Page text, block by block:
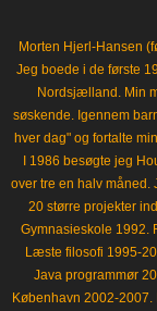
Morten Hjerl-Hansen
Jeg boede i de første
Nordsjælland. Min
søskende. Igennem
hver dag" og fortalte
I 1986 besøgte jeg
over tre en halv måned.
20 større projekter
Gymnasieskole 1992.
Læste filosofi 1995-
Java programmør
København 2002-2007.